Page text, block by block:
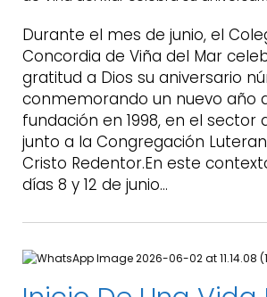
Durante el mes de junio, el
Concordia de Viña del Mar
gratitud a Dios su aniversario
conmemorando un nuevo año
fundación en 1998, en el sector
junto a la Congregación
Cristo Redentor.En este
días 8 y 12 de junio…